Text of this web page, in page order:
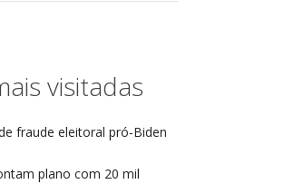
visitadas
fraude eleitoral pró-Biden
plano com 20 mil